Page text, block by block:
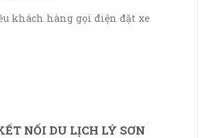
khách hàng gọi điện đặt xe
NỐI DU LỊCH LÝ SƠN